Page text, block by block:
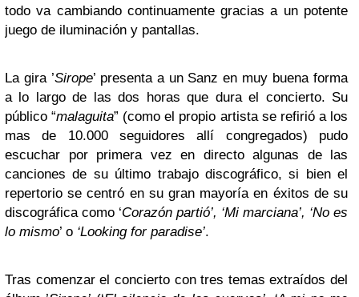
todo va cambiando continuamente gracias a un potente
juego de iluminación y pantallas.
La gira ’Sirope’ presenta a un Sanz en muy buena forma
a lo largo de las dos horas que dura el concierto. Su
público “malaguita” (como el propio artista se refirió a los
mas de 10.000 seguidores allí congregados) pudo
escuchar por primera vez en directo algunas de las
canciones de su último trabajo discográfico, si bien el
repertorio se centró en su gran mayoría en éxitos de su
discográfica como ‘Corazón partió’, ‘Mi marciana’, ‘No es
lo mismo’ o ‘Looking for paradise’.
Tras comenzar el concierto con tres temas extraídos del